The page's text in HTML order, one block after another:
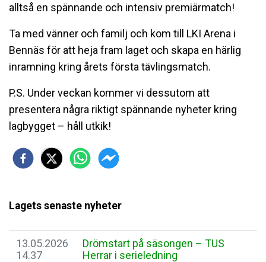
alltså en spännande och intensiv premiärmatch!
Ta med vänner och familj och kom till LKI Arena i
Bennäs för att heja fram laget och skapa en härlig
inramning kring årets första tävlingsmatch.
P.S. Under veckan kommer vi dessutom att
presentera några riktigt spännande nyheter kring
lagbygget – håll utkik!
Lagets senaste nyheter
13.05.2026
14.37
Drömstart på säsongen – TUS
Herrar i serieledning